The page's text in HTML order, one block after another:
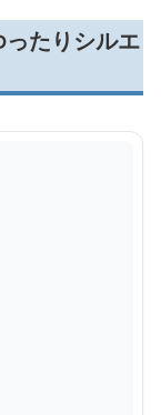
たりシルエ